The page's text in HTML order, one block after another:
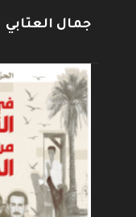
جمال العتابي